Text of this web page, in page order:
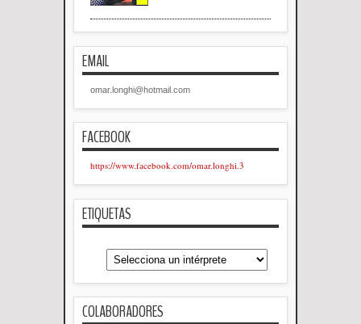
EMAIL
omar.longhi@hotmail.com
FACEBOOK
https://www.facebook.com/omar.longhi.3
ETIQUETAS
COLABORADORES